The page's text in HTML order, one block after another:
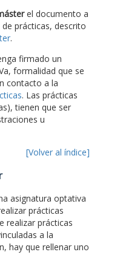
el documento a
prácticas, descrito
.
firmado un
formalidad que se
contacto a la
. Las prácticas
tienen que ser
u
[Volver al índice]
asignatura optativa
prácticas
realizar prácticas
a la
hay que rellenar uno